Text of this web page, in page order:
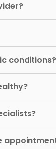
conditions?